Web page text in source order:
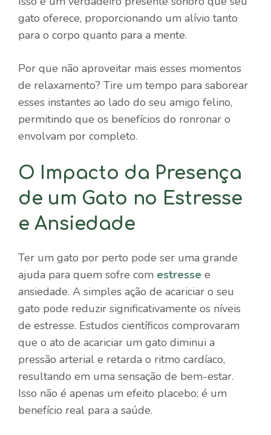
gato oferece, proporcionando um alívio tanto
para o corpo quanto para a mente.
Por que não aproveitar mais esses momentos
de relaxamento? Tire um tempo para saborear
esses instantes ao lado do seu amigo felino,
permitindo que os benefícios do ronronar o
envolvam por completo.
O Impacto da Presença
de um Gato no Estresse
e Ansiedade
Ter um gato por perto pode ser uma grande
ajuda para quem sofre com estresse e
ansiedade. A simples ação de acariciar o seu
gato pode reduzir significativamente os níveis
de estresse. Estudos científicos comprovaram
que o ato de acariciar um gato diminui a
pressão arterial e retarda o ritmo cardíaco,
resultando em uma sensação de bem-estar.
Isso não é apenas um efeito placebo; é um
benefício real para a saúde.